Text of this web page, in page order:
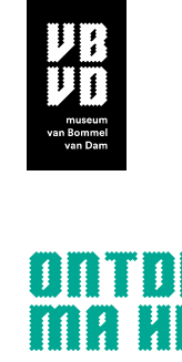
museum van
ma